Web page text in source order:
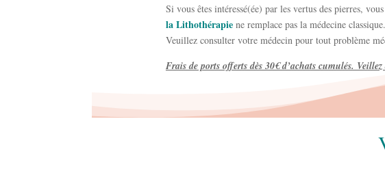
Si vous êtes intéressé(ée) par les vertus des pierres,
la Lithothérapiene remplace pas la médecine
Veuillez consulter votre médecin pour tout problème
Frais de ports offerts dès 30€ d’achats cumulés.